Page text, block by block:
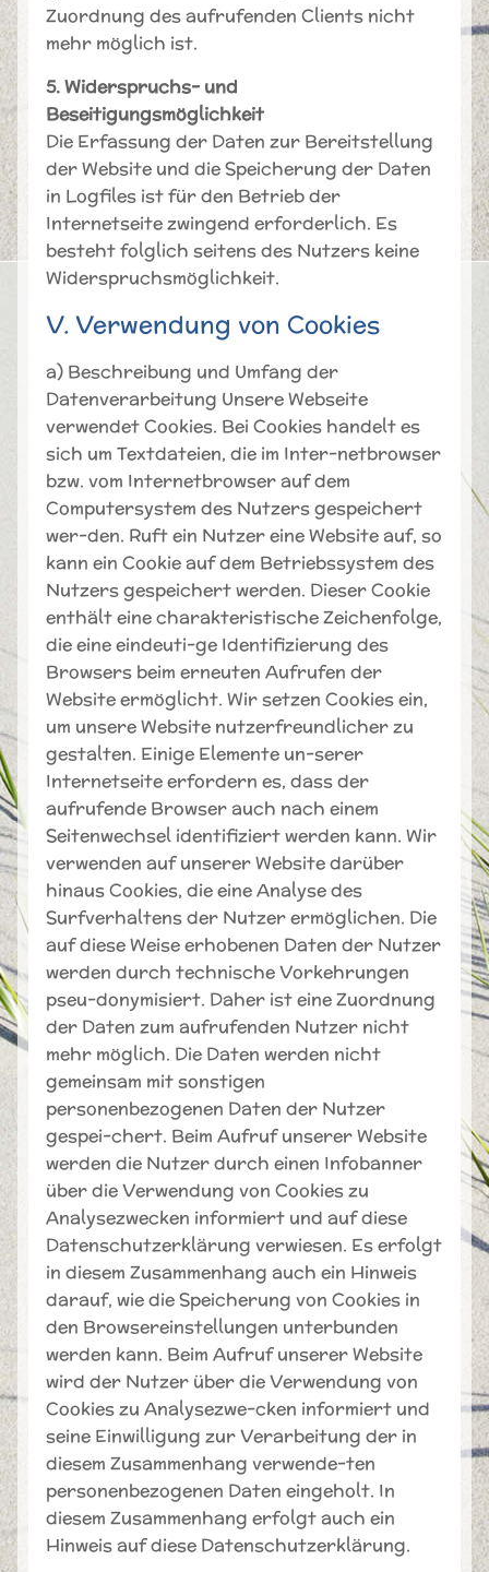
Zuordnung des aufrufenden Clients nicht
mehr möglich ist.
5. Widerspruchs- und
Beseitigungsmöglichkeit
Die Erfassung der Daten zur Bereitstellung
der Website und die Speicherung der Daten
in Logfiles ist für den Betrieb der
Internetseite zwingend erforderlich. Es
besteht folglich seitens des Nutzers keine
Widerspruchsmöglichkeit.
V. Verwendung von Cookies
a) Beschreibung und Umfang der
Datenverarbeitung Unsere Webseite
verwendet Cookies. Bei Cookies handelt es
sich um Textdateien, die im Inter-netbrowser
bzw. vom Internetbrowser auf dem
Computersystem des Nutzers gespeichert
wer-den. Ruft ein Nutzer eine Website auf, so
kann ein Cookie auf dem Betriebssystem des
Nutzers gespeichert werden. Dieser Cookie
enthält eine charakteristische Zeichenfolge,
die eine eindeuti-ge Identifizierung des
Browsers beim erneuten Aufrufen der
Website ermöglicht. Wir setzen Cookies ein,
um unsere Website nutzerfreundlicher zu
gestalten. Einige Elemente un-serer
Internetseite erfordern es, dass der
aufrufende Browser auch nach einem
Seitenwechsel identifiziert werden kann. Wir
verwenden auf unserer Website darüber
hinaus Cookies, die eine Analyse des
Surfverhaltens der Nutzer ermöglichen. Die
auf diese Weise erhobenen Daten der Nutzer
werden durch technische Vorkehrungen
pseu-donymisiert. Daher ist eine Zuordnung
der Daten zum aufrufenden Nutzer nicht
mehr möglich. Die Daten werden nicht
gemeinsam mit sonstigen
personenbezogenen Daten der Nutzer
gespei-chert. Beim Aufruf unserer Website
werden die Nutzer durch einen Infobanner
über die Verwendung von Cookies zu
Analysezwecken informiert und auf diese
Datenschutzerklärung verwiesen. Es erfolgt
in diesem Zusammenhang auch ein Hinweis
darauf, wie die Speicherung von Cookies in
den Browsereinstellungen unterbunden
werden kann. Beim Aufruf unserer Website
wird der Nutzer über die Verwendung von
Cookies zu Analysezwe-cken informiert und
seine Einwilligung zur Verarbeitung der in
diesem Zusammenhang verwende-ten
personenbezogenen Daten eingeholt. In
diesem Zusammenhang erfolgt auch ein
Hinweis auf diese Datenschutzerklärung.